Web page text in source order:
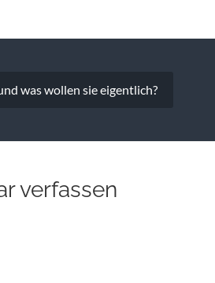
was wollen sie eigentlich?
verfassen